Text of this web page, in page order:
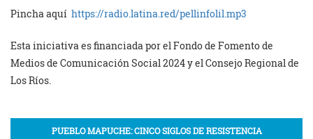
Pincha aquí https://radio.latina.red/pellinfolil.mp3
Esta iniciativa es financiada por el Fondo de Fomento de
Medios de Comunicación Social 2024 y el Consejo Regional de
Los Ríos.
PUEBLO MAPUCHE: CINCO SIGLOS DE RESISTENCIA